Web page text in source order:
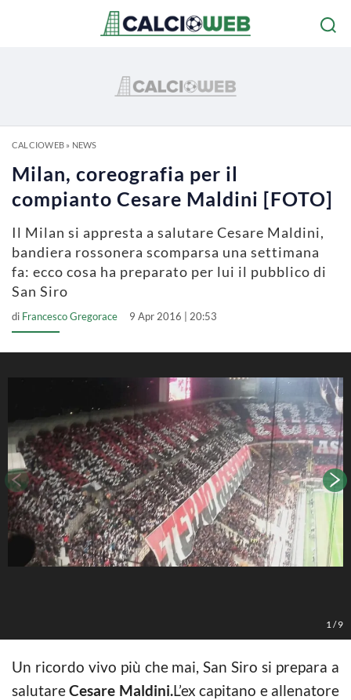
CALCIOWEB» NEWS
Milan, coreografia per il
compianto Cesare Maldini [FOTO]
Il Milan si appresta a salutare Cesare Maldini,
bandiera rossonera scomparsa una settimana
fa: ecco cosa ha preparato per lui il pubblico di
San Siro
di Francesco Gregorace 9 Apr 2016 | 20:53
1 /9
Un ricordo vivo più che mai, San Siro si prepara a
salutareCesare Maldini.L’ex capitano e allenatore